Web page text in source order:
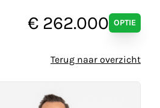
€ 262.000 OPTIE
Terug naar overzicht